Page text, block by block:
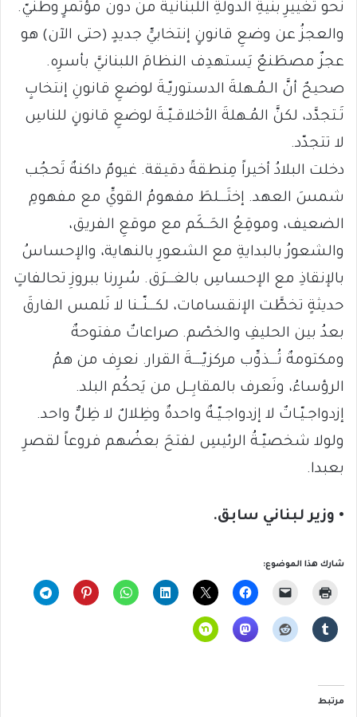
نحو تغييرِ بنيةِ الدولةِ اللبنانية من دون مؤتمرٍ وطنيّ.
والعجزُ عن وضعِ قانونٍ إنتخابيٍّ جديدٍ (حتى الآن) هو
عجزٌ مصطَنعٌ يَستهدِف النظامَ اللبنانيَّ بأسرِه.
صحيحٌ أنَّ الـمُـهلةَ الدستوريّـةَ لوضعِ قانونِ إنتخابٍ
تَـتجدَّد، لكنَّ المُـهلةَ الأخلاقـيّـةَ لوضعِ قانونٍ للناسِ
لا تتجدّد.
دخلت البلادُ أخيراً مِنطقةً دقيقة. غيومٌ داكنةٌ تَحجُب
شمسَ العهد. إختَـــلطَ مفهومُ القويِّ مع مفهومِ
الضعيف، وموقِعُ الحَــكَم مع موقعِ الفريق،
والشعورُ بالبدايةِ مع الشعورِ بالنهاية، والإحساسُ
بالإنقاذِ مع الإحساسِ بالغـــرَق. سُرِرنا ببروزِ تحالفاتٍ
حديثةٍ تخطَّت الإنقسامات، لكـــنّــنا لا نَلمس الفارقَ
بعدُ بين الحليفِ والخصْم. صراعاتٌ مفتوحةٌ
ومكتومةٌ تُـــذوِّب مركزيّــــةَ القرار. نعرِف من همُ
الرؤساءُ، ونَعرف بالمقابِــل من يَحكُم البلد.
إزدواجـيّـاتٌ لا إزدواجـيّـةٌ واحدةٌ وظِلالٌ لا ظِلٌّ واحد.
ولولا شخصيّـةُ الرئيسِ لفتحَ بعضُهم فروعاً لقصرِ
بعبدا.
• وزير لبناني سابق.
شارك هذا الموضوع:
مرتبط